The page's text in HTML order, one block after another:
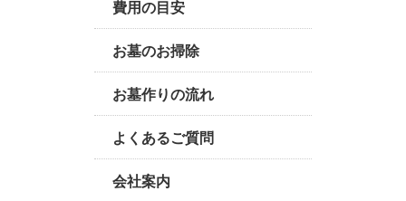
費用の目安
お墓のお掃除
お墓作りの流れ
よくあるご質問
会社案内